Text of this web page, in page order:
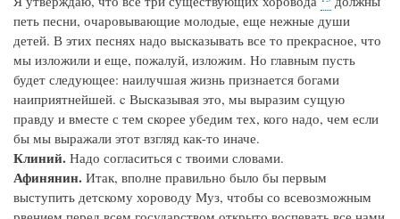
петь песни, очаровывающие молодые, еще нежные души
детей. В этих песнях надо высказывать все то прекрасное, что
мы изложили и еще, пожалуй, изложим. Но главным пусть
будет следующее: наилучшая жизнь признается богами
наиприятнейшей. c Высказывая это, мы выразим сущую
правду и вместе с тем скорее убедим тех, кого надо, чем если
бы мы выражали этот взгляд как-то иначе.
Клиний. Надо согласиться с твоими словами.
Афинянин. Итак, вполне правильно было бы первым
выступить детскому хороводу Муз, чтобы со всевозможным